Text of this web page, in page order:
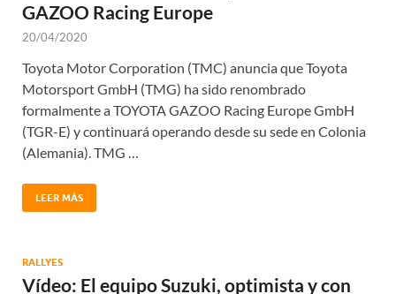
GAZOO Racing Europe
20/04/2020
Toyota Motor Corporation (TMC) anuncia que Toyota
Motorsport GmbH (TMG) ha sido renombrado
formalmente a TOYOTA GAZOO Racing Europe GmbH
(TGR-E) y continuará operando desde su sede en Colonia
(Alemania). TMG …
LEER MÁS
RALLYES
Vídeo: El equipo Suzuki, optimista y con